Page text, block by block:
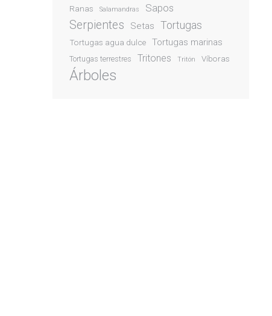
Ranas Salamandras Sapos
Serpientes Setas Tortugas
Tortugas agua dulce Tortugas marinas
Tortugas terrestres Tritones Tritón Víboras
Árboles